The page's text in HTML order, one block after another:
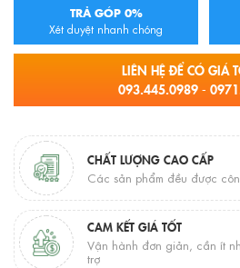
TRẢ GÓP 0%
Xét duyệt nhanh chóng
LIÊN HỆ ĐỂ CÓ GIÁ
093.445.0989 -
CHẤT LƯỢNG CAO CẤP
Các sản phẩm đều được
CAM KẾT GIÁ TỐT
Vận hành đơn giản, cần ít
trợ